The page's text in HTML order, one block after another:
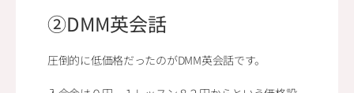
②DMM英会話
圧倒的に低価格だったのがDMM英会話です。